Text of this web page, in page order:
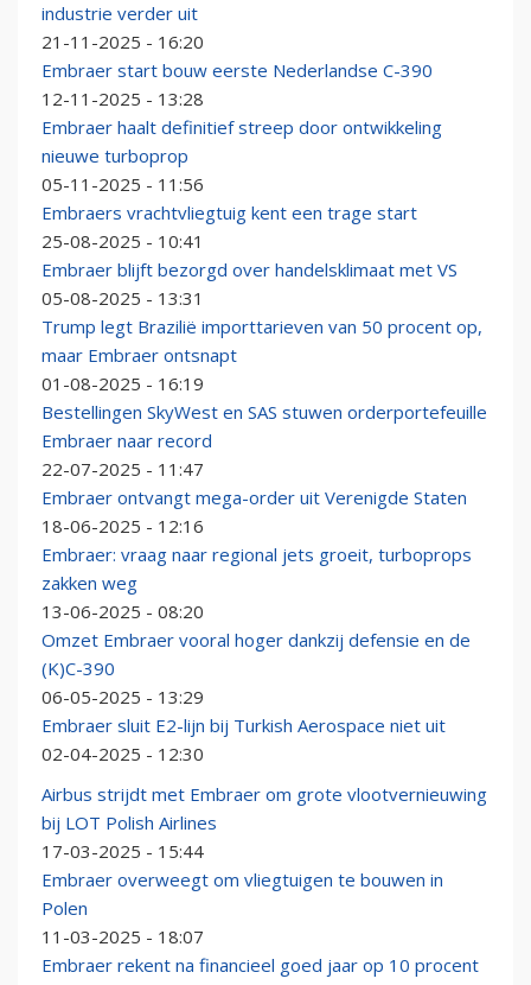
industrie verder uit
21-11-2025 - 16:20
Embraer start bouw eerste Nederlandse C-390
12-11-2025 - 13:28
Embraer haalt definitief streep door ontwikkeling
nieuwe turboprop
05-11-2025 - 11:56
Embraers vrachtvliegtuig kent een trage start
25-08-2025 - 10:41
Embraer blijft bezorgd over handelsklimaat met VS
05-08-2025 - 13:31
Trump legt Brazilië importtarieven van 50 procent op,
maar Embraer ontsnapt
01-08-2025 - 16:19
Bestellingen SkyWest en SAS stuwen orderportefeuille
Embraer naar record
22-07-2025 - 11:47
Embraer ontvangt mega-order uit Verenigde Staten
18-06-2025 - 12:16
Embraer: vraag naar regional jets groeit, turboprops
zakken weg
13-06-2025 - 08:20
Omzet Embraer vooral hoger dankzij defensie en de
(K)C-390
06-05-2025 - 13:29
Embraer sluit E2-lijn bij Turkish Aerospace niet uit
02-04-2025 - 12:30
Airbus strijdt met Embraer om grote vlootvernieuwing
bij LOT Polish Airlines
17-03-2025 - 15:44
Embraer overweegt om vliegtuigen te bouwen in
Polen
11-03-2025 - 18:07
Embraer rekent na financieel goed jaar op 10 procent